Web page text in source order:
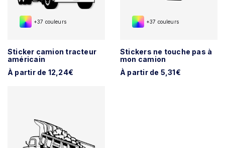
+37 couleurs
Sticker camion tracteur
américain
À partir de 12,24€
+37 couleurs
Stickers ne touche pas à
mon camion
À partir de 5,31€